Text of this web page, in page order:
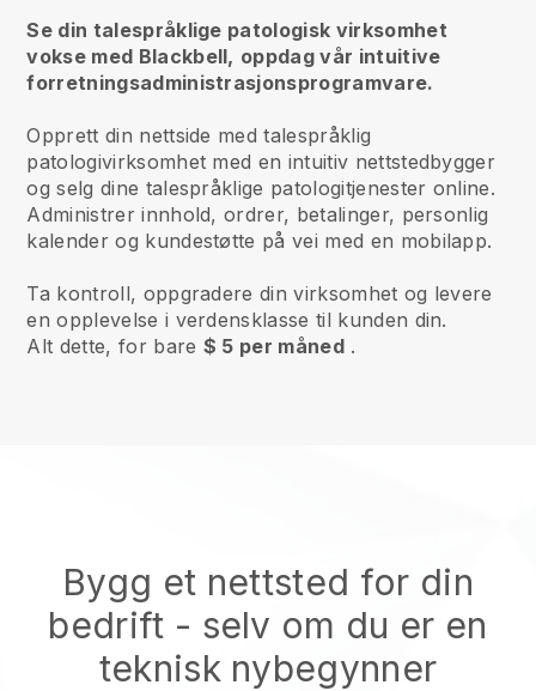
Se din talespråklige patologisk virksomhet
vokse med Blackbell, oppdag vår intuitive
forretningsadministrasjonsprogramvare.
Opprett din nettside med talespråklig
patologivirksomhet med en intuitiv nettstedbygger
og selg dine talespråklige patologitjenester online.
Administrer innhold, ordrer, betalinger, personlig
kalender og kundestøtte på vei med en mobilapp.
Ta kontroll, oppgradere din virksomhet og levere
en opplevelse i verdensklasse til kunden din.
Alt dette, for bare $ 5 per måned.
Bygg et nettsted for din
bedrift - selv om du er en
teknisk nybegynner